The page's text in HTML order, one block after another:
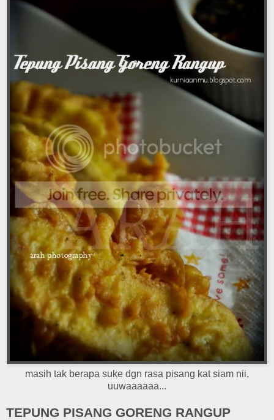
masih tak berapa suke dgn rasa pisang kat siam nii,
uuwaaaaaa...
TEPUNG PISANG GORENG RANGUP